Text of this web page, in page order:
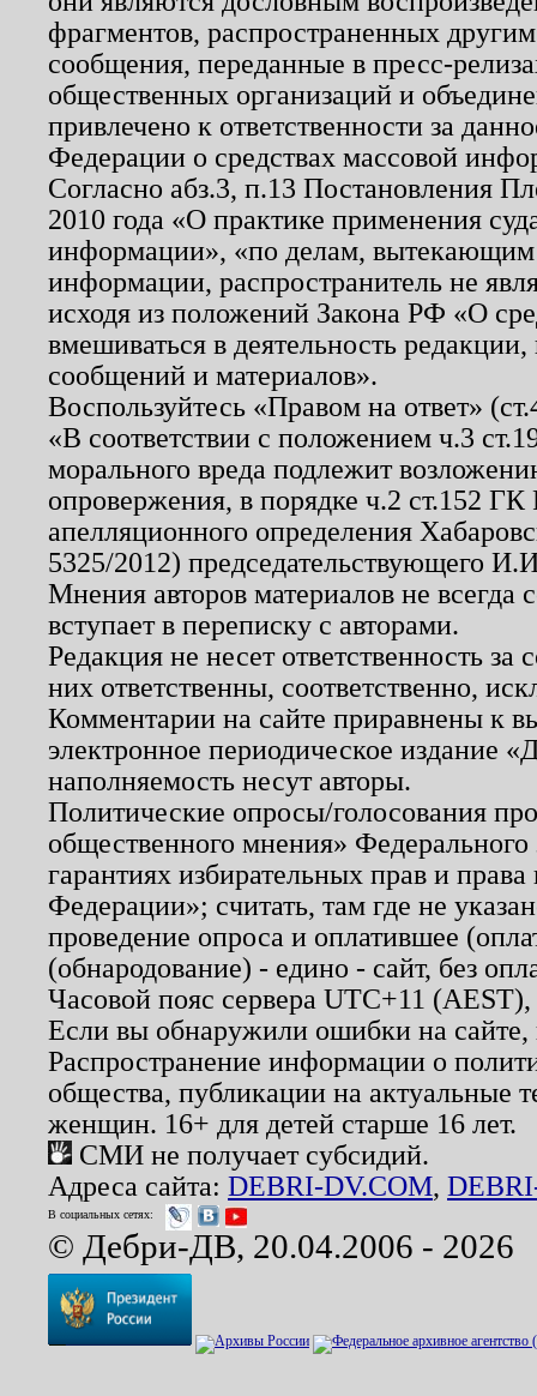
фрагментов, распространенных
сообщения, переданные в пресс-
общественных организаций и
привлечено к ответственности за
Федерации о средствах массовой
Согласно абз.3, п.13 Постановления
2010 года «О практике применения
информации», «по делам, вытекающим
информации, распространитель не
исходя из положений Закона РФ «О
вмешиваться в деятельность
сообщений и материалов».
Воспользуйтесь «Правом на ответ»
«В соответствии с положением ч.3
морального вреда подлежит
опровержения, в порядке ч.2 ст.152
апелляционного определения
5325/2012) председательствующего
Мнения авторов материалов не
вступает в переписку с авторами.
Редакция не несет ответственность
них ответственны, соответственно,
Комментарии на сайте приравнены к
электронное периодическое издание
наполняемость несут авторы.
Политические опросы/голосования
общественного мнения»
гарантиях избирательных прав и
Федерации»; считать, там где не
проведение опроса и оплатившее
(обнародование) - едино - сайт, без
Часовой пояс сервера UTC+11
Если вы обнаружили ошибки на
Распространение информации о
общества, публикации на актуальные
женщин. 16+ для детей старше 16 лет.
СМИ не получает субсидий.
Адреса сайта: DEBRI-DV.COM,
В социальных сетях:
© Дебри-ДВ, 20.04.2006 - 2026